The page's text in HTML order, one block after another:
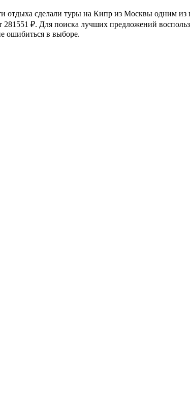
отдыха сделали туры на Кипр из Москвы одним
281551 ₽. Для поиска лучших предложений
ошибиться в выборе.